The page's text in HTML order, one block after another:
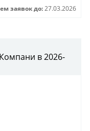
заявок до: 27.03.2026
в 2026-